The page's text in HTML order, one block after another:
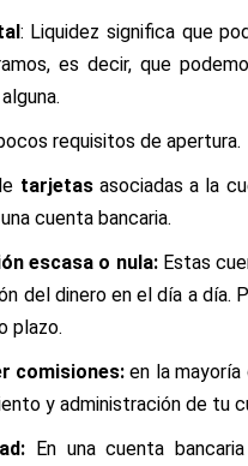
: Liquidez significa que
es decir, que
alguna.
requisitos de apertura.
tarjetas asociadas a la
cuenta bancaria.
escasa o nula: Estas
del dinero en eldía a día.
plazo.
comisiones: en la
y administración de tu
En una cuenta